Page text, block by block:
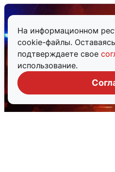
На информационном
cookie-файлы.
подтверждаете свое
использование.